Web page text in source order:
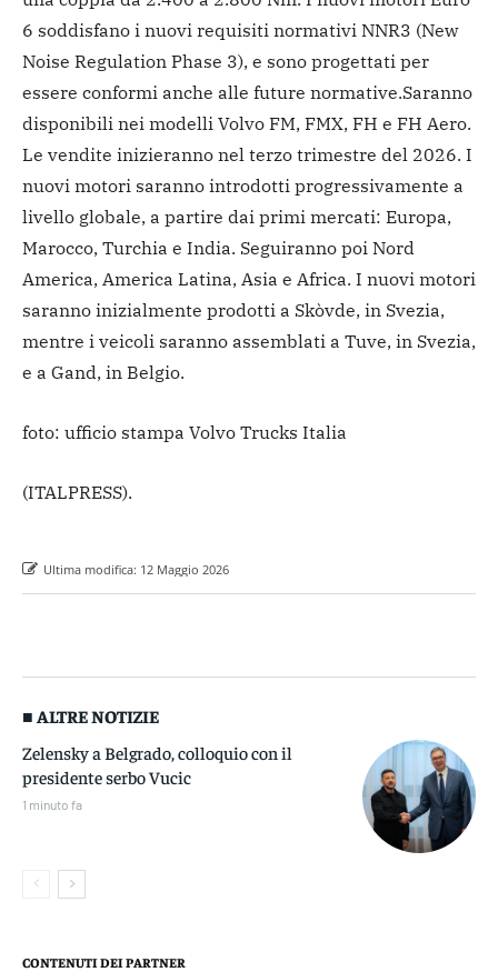
6 soddisfano i nuovi requisiti normativi NNR3 (New
Noise Regulation Phase 3), e sono progettati per
essere conformi anche alle future normative.Saranno
disponibili nei modelli Volvo FM, FMX, FH e FH Aero.
Le vendite inizieranno nel terzo trimestre del 2026. I
nuovi motori saranno introdotti progressivamente a
livello globale, a partire dai primi mercati: Europa,
Marocco, Turchia e India. Seguiranno poi Nord
America, America Latina, Asia e Africa. I nuovi motori
saranno inizialmente prodotti a Skòvde, in Svezia,
mentre i veicoli saranno assemblati a Tuve, in Svezia,
e a Gand, in Belgio.
foto: ufficio stampa Volvo Trucks Italia
(ITALPRESS).
Ultima modifica: 12 Maggio 2026
■ ALTRE NOTIZIE
Zelensky a Belgrado, colloquio con il
presidente serbo Vucic
1 minuto fa
CONTENUTI DEI PARTNER